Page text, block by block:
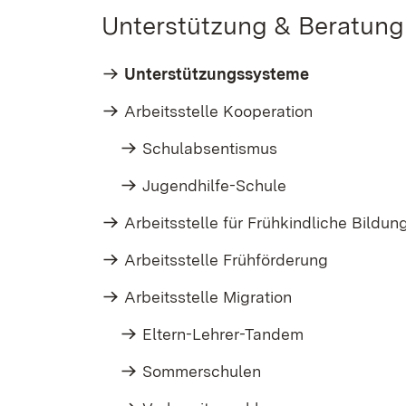
Unterstützung & Beratung
Unterstützungssysteme
Arbeitsstelle Kooperation
Schulabsentismus
Jugendhilfe-Schule
Arbeitsstelle für Frühkindliche
Arbeitsstelle Frühförderung
Arbeitsstelle Migration
Eltern-Lehrer-Tandem
Sommerschulen